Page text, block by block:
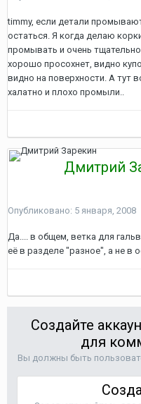
timmy, если детали
остаться. Я когда делаю
промывать и очень
хорошо просохнет, видно
видно на поверхности. А тут
халатно и плохо промыли..
Дмитрий
Опубликовано: 5 января, 2008
Да.... в общем, ветка для
её в разделе "разное", а не в
Создайте
для
Вы должны быть